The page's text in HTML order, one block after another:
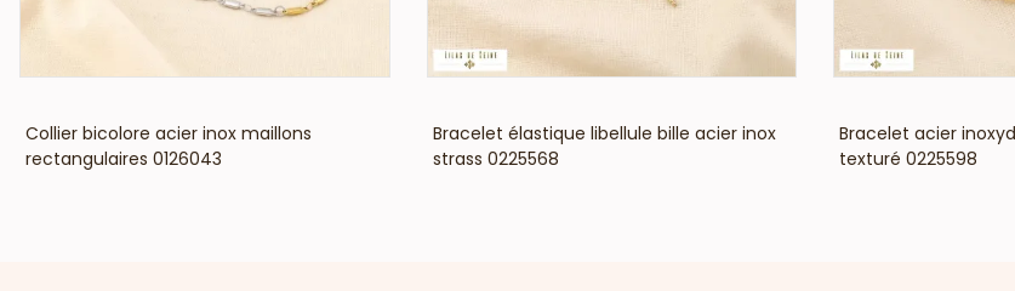
Collier bicolore acier inox maillons
rectangulaires 0126043
Bracelet élastique libellule bille acier inox
strass 0225568
Bracelet acier
texturé 0225598